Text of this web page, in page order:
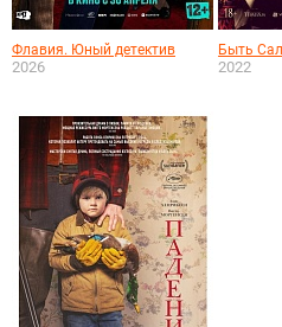
Флавия. Юный детектив
2026
Быть
2022